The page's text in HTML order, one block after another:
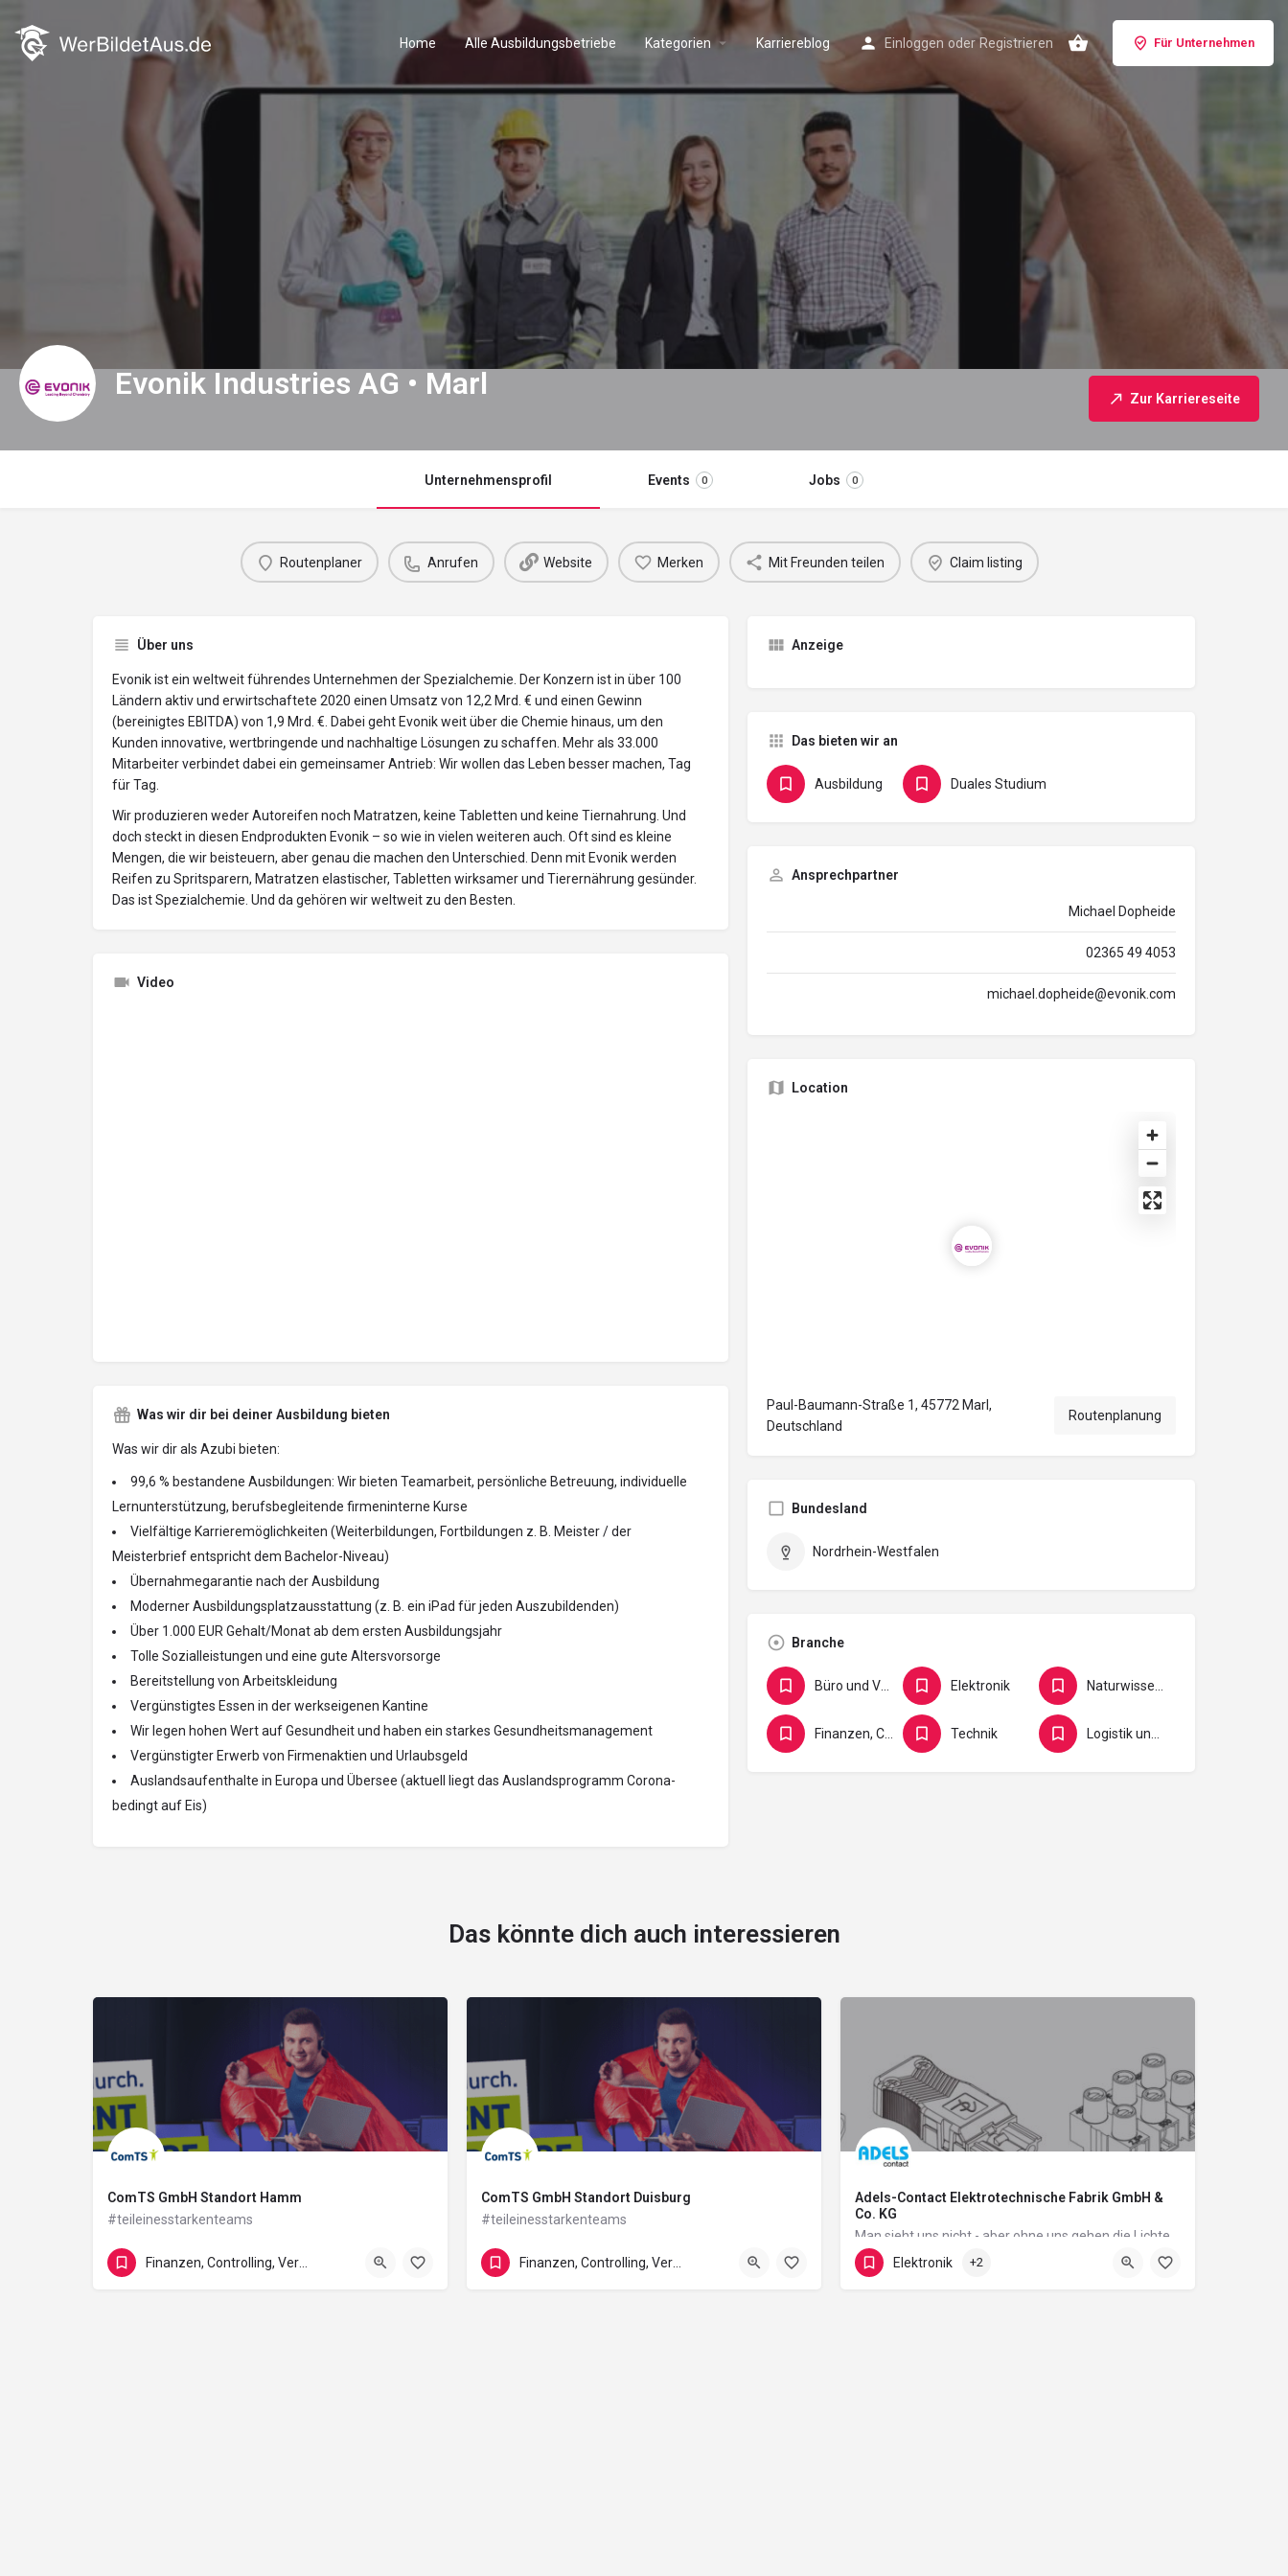
Home Alle Ausbildungsbetriebe Kategorien Karriereblog Einloggen oder Registrieren Für Unternehmen
Evonik Industries AG • Marl Zur Karriereseite
Unternehmensprofil Events 0 Jobs 0
Routenplaner Anrufen Website Merken Mit Freunden teilen Claim listing
Über uns
Evonik ist ein weltweit führendes Unternehmen der Spezialchemie. Der Konzern ist in über 100
Ländern aktiv und erwirtschaftete 2020 einen Umsatz von 12,2 Mrd. € und einen Gewinn
(bereinigtes EBITDA) von 1,9 Mrd. €. Dabei geht Evonik weit über die Chemie hinaus, um den
Kunden innovative, wertbringende und nachhaltige Lösungen zu schaffen. Mehr als 33.000
Mitarbeiter verbindet dabei ein gemeinsamer Antrieb: Wir wollen das Leben besser machen, Tag
für Tag.
Wir produzieren weder Autoreifen noch Matratzen, keine Tabletten und keine Tiernahrung. Und
doch steckt in diesen Endprodukten Evonik – so wie in vielen weiteren auch. Oft sind es kleine
Mengen, die wir beisteuern, aber genau die machen den Unterschied. Denn mit Evonik werden
Reifen zu Spritsparern, Matratzen elastischer, Tabletten wirksamer und Tierernährung gesünder.
Das ist Spezialchemie. Und da gehören wir weltweit zu den Besten.
Video
Was wir dir bei deiner Ausbildung bieten
Was wir dir als Azubi bieten:
99,6 % bestandene Ausbildungen: Wir bieten Teamarbeit, persönliche Betreuung, individuelle
Lernunterstützung, berufsbegleitende firmeninterne Kurse
Vielfältige Karrieremöglichkeiten (Weiterbildungen, Fortbildungen z. B. Meister / der
Meisterbrief entspricht dem Bachelor-Niveau)
Übernahmegarantie nach der Ausbildung
Moderner Ausbildungsplatzausstattung (z. B. ein iPad für jeden Auszubildenden)
Über 1.000 EUR Gehalt/Monat ab dem ersten Ausbildungsjahr
Tolle Sozialleistungen und eine gute Altersvorsorge
Bereitstellung von Arbeitskleidung
Vergünstigtes Essen in der werkseigenen Kantine
Wir legen hohen Wert auf Gesundheit und haben ein starkes Gesundheitsmanagement
Vergünstigter Erwerb von Firmenaktien und Urlaubsgeld
Auslandsaufenthalte in Europa und Übersee (aktuell liegt das Auslandsprogramm Corona-
bedingt auf Eis)
Anzeige
Das bieten wir an
Ausbildung Duales Studium
Ansprechpartner
Michael Dopheide
02365 49 4053
michael.dopheide@evonik.com
Location
Paul-Baumann-Straße 1, 45772 Marl,
Deutschland
Routenplanung
Bundesland
Nordrhein-Westfalen
Branche
Büro und Verwaltung Elektronik Naturwissenschaft und Forschung
Finanzen, Controlling, Versicherung und Recht Technik Logistik und Verkehr
Das könnte dich auch interessieren
ComTS GmbH Standort Hamm
#teileinesstarkenteams
Unionstraße 3
ComTS GmbH Standort Duisburg
#teileinesstarkenteams
Friedrich-Wilhelm-Straße
Adels-Contact Elektrotechnische Fabrik GmbH &
Co. KG
Buchholzstraße 40
Elektronik +2